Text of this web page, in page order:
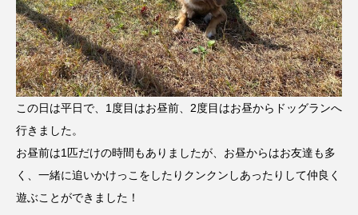
この日は平日で、1度目はお昼前、2度目はお昼からドッグランへ
行きました。
お昼前は1匹だけの時間もありましたが、お昼からはお友達も多
く、一緒に追いかけっこをしたりクンクンしあったりして仲良く
遊ぶことができました！